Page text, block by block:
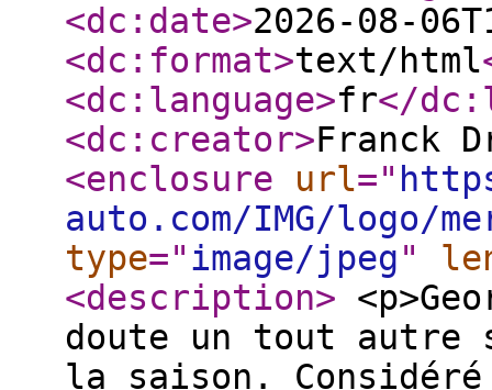
<dc:date>2026-08-
<dc:format>text/html
<dc:language>fr</
<dc:creator>Franck
<enclosure
url="
auto.com/IMG/logo/
type="image/jpeg"
<description>
doute un tout autre
la saison. Considéré